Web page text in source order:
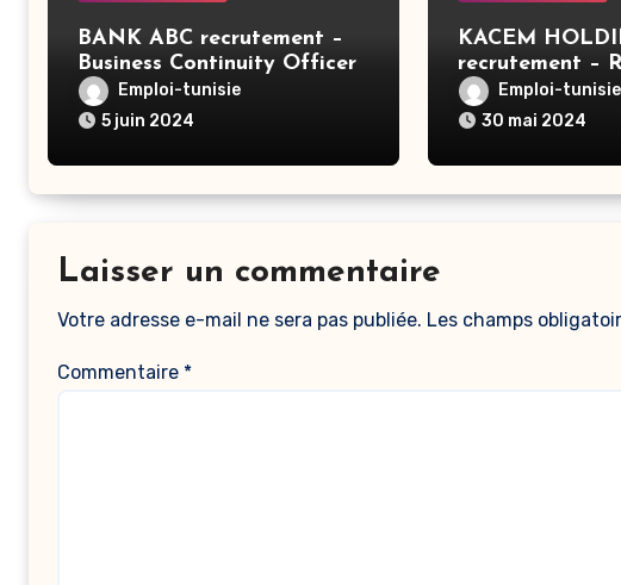
BANK ABC recrutement –
Business Continuity Officer
– TunisEmploi-tunisie
5 juin 2024
KACEM
recrutement –
ERP SAGE X3 –
Emploi-tunisie
30 mai 2024
Laisser un commentaire
Votre adresse e-mail ne sera pas publiée. Les champs
Commentaire *